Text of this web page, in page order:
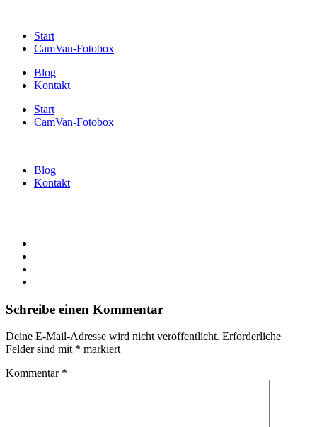
Start
CamVan-Fotobox
Blog
Kontakt
Start
CamVan-Fotobox
Blog
Kontakt
Schreibe einen Kommentar
Deine E-Mail-Adresse wird nicht veröffentlicht. Erforderliche
Felder sind mit * markiert
Kommentar *